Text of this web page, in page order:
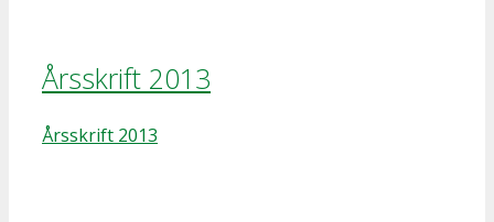
Årsskrift 2013
Årsskrift 2013